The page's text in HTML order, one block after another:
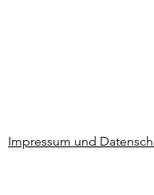
Impressum und